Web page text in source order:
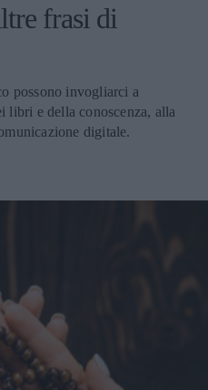
frasi di
possono invogliarci a
libri e della conoscenza, alla
digitale.